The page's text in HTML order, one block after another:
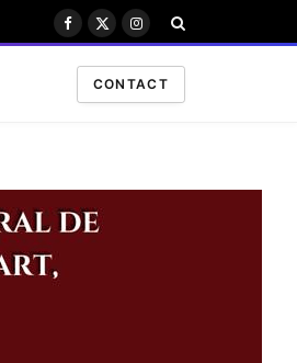
Facebook
X
Instagram
CONTACT